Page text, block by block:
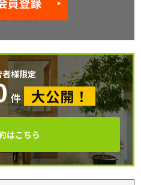
者様限定
件 大公開！
はこちら